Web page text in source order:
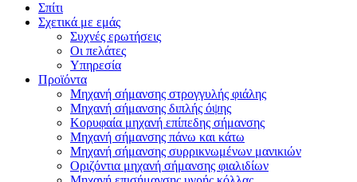
Σπίτι
Σχετικά με εμάς
Συχνές ερωτήσεις
Οι πελάτες
Υπηρεσία
Προϊόντα
Μηχανή σήμανσης στρογγυλής φιάλης
Μηχανή σήμανσης διπλής όψης
Κορυφαία μηχανή επίπεδης σήμανσης
Μηχανή σήμανσης πάνω και κάτω
Μηχανή σήμανσης συρρικνωμένων μανικιών
Οριζόντια μηχανή σήμανσης φιαλιδίων